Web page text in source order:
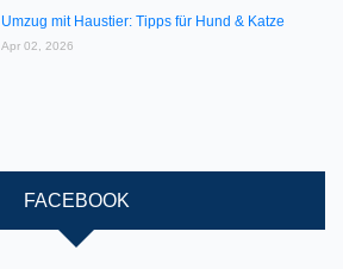
Umzug mit Haustier: Tipps für Hund & Katze
Apr 02, 2026
FACEBOOK